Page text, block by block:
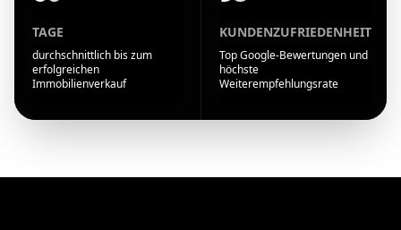
TAGE
durchschnittlich bis zum
erfolgreichen
Immobilienverkauf
KUNDENZUFRIEDENHEIT
Top Google-Bewertungen und
höchste
Weiterempfehlungsrate